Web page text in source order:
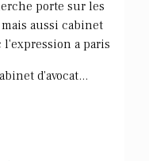
porte sur les
aussi cabinet
l'expression a paris
d'avocat...